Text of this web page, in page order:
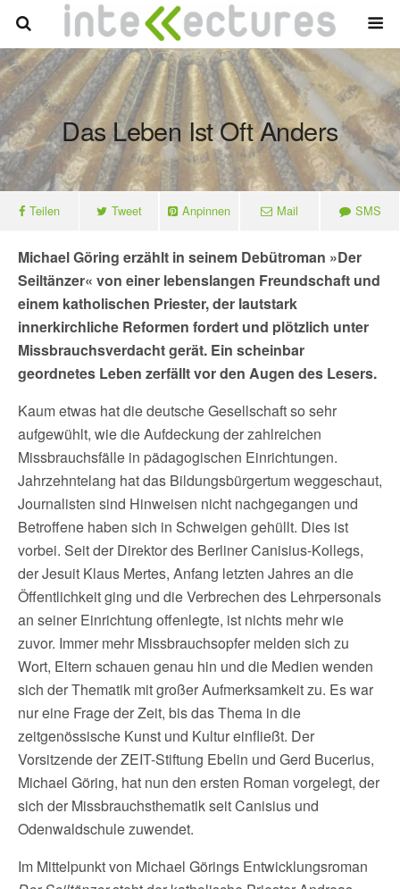
Das Leben Ist Oft Anders
Teilen Tweet Anpinnen Mail SMS
Michael Göring erzählt in seinem Debütroman »Der
Seiltänzer« von einer lebenslangen Freundschaft und
einem katholischen Priester, der lautstark
innerkirchliche Reformen fordert und plötzlich unter
Missbrauchsverdacht gerät. Ein scheinbar
geordnetes Leben zerfällt vor den Augen des Lesers.
Kaum etwas hat die deutsche Gesellschaft so sehr
aufgewühlt, wie die Aufdeckung der zahlreichen
Missbrauchsfälle in pädagogischen Einrichtungen.
Jahrzehntelang hat das Bildungsbürgertum weggeschaut,
Journalisten sind Hinweisen nicht nachgegangen und
Betroffene haben sich in Schweigen gehüllt. Dies ist
vorbei. Seit der Direktor des Berliner Canisius-Kollegs,
der Jesuit Klaus Mertes, Anfang letzten Jahres an die
Öffentlichkeit ging und die Verbrechen des Lehrpersonals
an seiner Einrichtung offenlegte, ist nichts mehr wie
zuvor. Immer mehr Missbrauchsopfer melden sich zu
Wort, Eltern schauen genau hin und die Medien wenden
sich der Thematik mit großer Aufmerksamkeit zu. Es war
nur eine Frage der Zeit, bis das Thema in die
zeitgenössische Kunst und Kultur einfließt. Der
Vorsitzende der ZEIT-Stiftung Ebelin und Gerd Bucerius,
Michael Göring, hat nun den ersten Roman vorgelegt, der
sich der Missbrauchsthematik seit Canisius und
Odenwaldschule zuwendet.
Im Mittelpunkt von Michael Görings Entwicklungsroman